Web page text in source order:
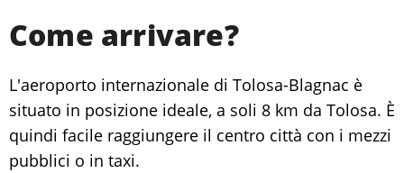
Come arrivare?
L'aeroporto internazionale di Tolosa-Blagnac è
situato in posizione ideale, a soli 8 km da Tolosa. È
quindi facile raggiungere il centro città con i mezzi
pubblici o in taxi.